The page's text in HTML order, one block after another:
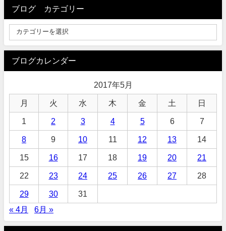
ブログ カテゴリー
ブログカレンダー
2017年5月
月 火 水 木 金 土 日
1 2 3 4 5 6 7
8 9 10 11 12 13 14
15 16 17 18 19 20 21
22 23 24 25 26 27 28
29 30
31
« 4月
6月 »